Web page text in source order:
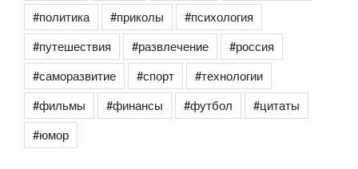
#политика
#приколы
#психология
#путешествия
#развлечение
#россия
#саморазвитие
#спорт
#технологии
#фильмы
#финансы #футбол
#цитаты
#юмор